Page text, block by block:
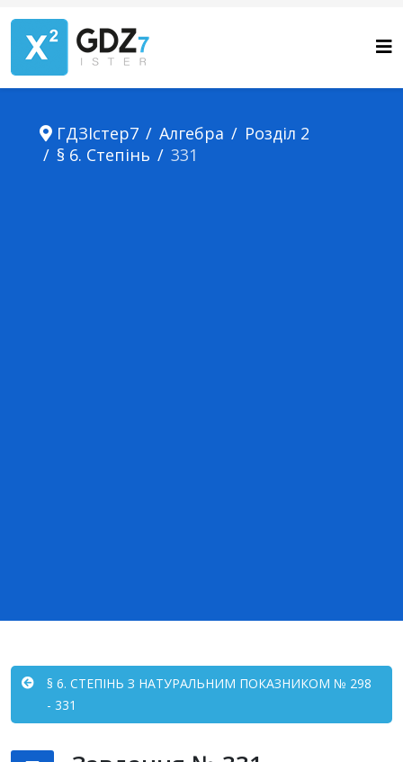
ГДЗІстер7 Алгебра
Розділ 2
§ 6. Степінь
331
§ 6. СТЕПІНЬ З НАТУРАЛЬНИМ ПОКАЗНИКОМ № 298
- 331